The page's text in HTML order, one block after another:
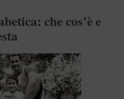
che cos’è e